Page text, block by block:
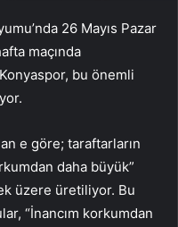
26 Mayıs Pazar
maçında
bu önemli
e göre; taraftarların
daha büyük”
üzere üretiliyor. Bu
“İnancım korkumdan